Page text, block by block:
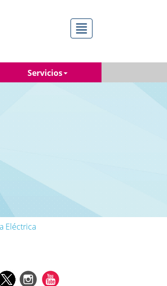
Menú
Servicios
Eléctrica